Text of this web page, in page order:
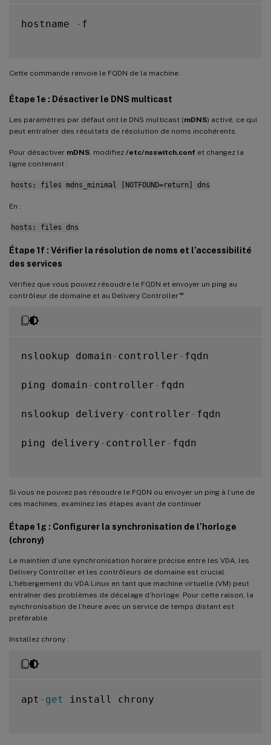
hostname - f
Cette commande renvoie le FQDN de la machine.
Étape 1e : Désactiver le DNS multicast
Les paramètres par défaut ont le DNS multicast (mDNS) activé, ce qui
peut entraîner des résultats de résolution de noms incohérents.
Pour désactiver mDNS , modifiez /etc/nsswitch.conf et changez la
ligne contenant :
hosts: files mdns_minimal [NOTFOUND=return] dns
En :
hosts: files dns
Étape 1f : Vérifier la résolution de noms et l’accessibilité
des services
Vérifiez que vous pouvez résoudre le FQDN et envoyer un ping au
contrôleur de domaine et au Delivery Controller™:
nslookup domain - controller - fqdn
ping domain - controller - fqdn
nslookup delivery - controller - fqdn
ping delivery - controller - fqdn
Si vous ne pouvez pas résoudre le FQDN ou envoyer un ping à l’une de
ces machines, examinez les étapes avant de continuer.
Étape 1g : Configurer la synchronisation de l’horloge
(chrony)
Le maintien d’une synchronisation horaire précise entre les VDA, les
Delivery Controller et les contrôleurs de domaine est crucial.
L’hébergement du VDA Linux en tant que machine virtuelle (VM) peut
entraîner des problèmes de décalage d’horloge. Pour cette raison, la
synchronisation de l’heure avec un service de temps distant est
préférable.
Installez chrony :
apt - get install chrony